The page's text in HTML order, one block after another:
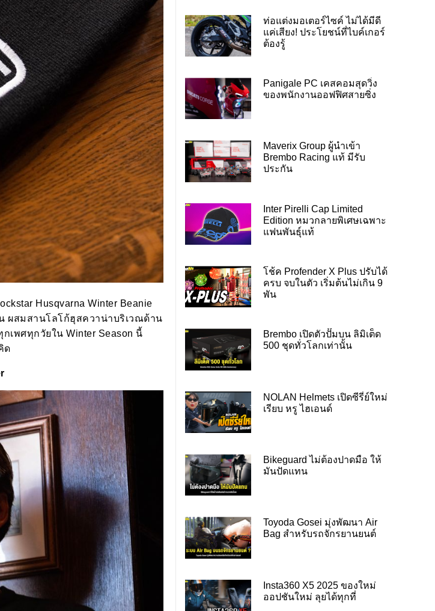
Husqvarna Winter Beanie
ผสมสานโลโก้ฮุสควาน่าบริเวณด้าน
เพศทุกวัยใน Winter Season นี้
ด
ท่อแต่งมอเตอร์ไซค์ ไม่ได้มีดี
แค่เสียง! ประโยชน์ที่ไบค์เกอร์
ต้องรู้
Panigale PC เคสคอมสุดวิ่ง
ของพนักงานออฟฟิศสายซิ่ง
Maverix Group ผู้นำเข้า
Brembo Racing แท้ มีรับ
ประกัน
Inter Pirelli Cap Limited
Edition หมวกลายพิเศษเฉพาะ
แฟนพันธุ์แท้
โช้ค Profender X Plus ปรับได้
ครบ จบในตัว เริ่มต้นไม่เกิน 9
พัน
Brembo เปิดตัวปั๊มบน ลิมิเต็ด
500 ชุดทั่วโลกเท่านั้น
NOLAN Helmets เปิดซีรี่ย์ใหม่
เรียบ หรู ไฮเอนด์
Bikeguard ไม่ต้องปาดมือ ให้
มันปัดแทน
Toyoda Gosei มุ่งพัฒนา Air
Bag สำหรับรถจักรยานยนต์
Insta360 X5 2025 ของใหม่
ออปชันใหม่ ลุยได้ทุกที่